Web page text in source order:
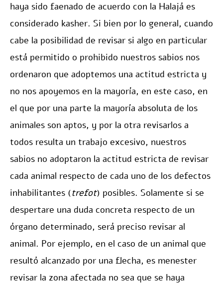
haya sido faenado de acuerdo con la Halajá es
considerado kasher. Si bien por lo general, cuando
cabe la posibilidad de revisar si algo en particular
está permitido o prohibido nuestros sabios nos
ordenaron que adoptemos una actitud estricta y
no nos apoyemos en la mayoría, en este caso, en
el que por una parte la mayoría absoluta de los
animales son aptos, y por la otra revisarlos a
todos resulta un trabajo excesivo, nuestros
sabios no adoptaron la actitud estricta de revisar
cada animal respecto de cada uno de los defectos
inhabilitantes (trefot) posibles. Solamente si se
despertare una duda concreta respecto de un
órgano determinado, será preciso revisar al
animal. Por ejemplo, en el caso de un animal que
resultó alcanzado por una flecha, es menester
revisar la zona afectada no sea que se haya